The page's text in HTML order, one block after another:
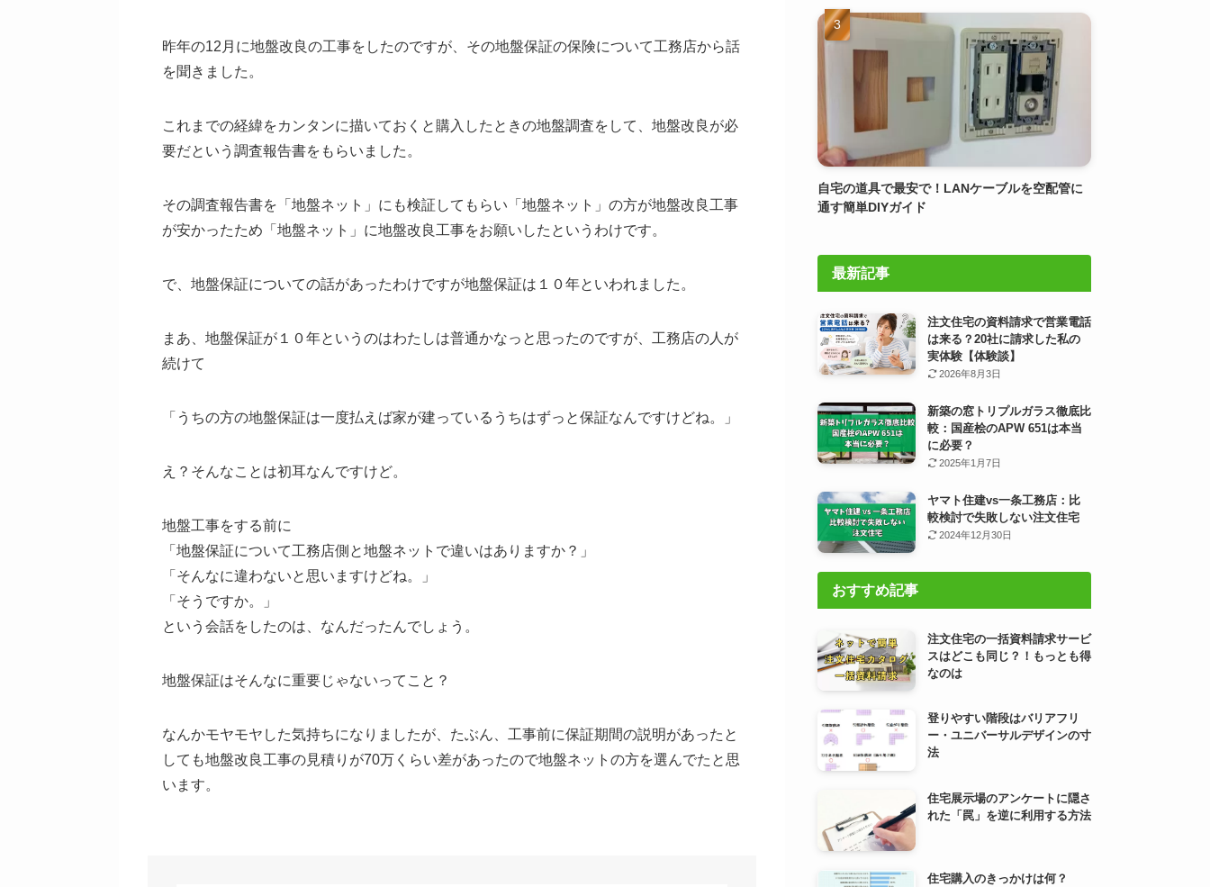
昨年の12月に地盤改良の工事をしたのですが、その地盤保証の保険について工務店から話
を聞きました。
これまでの経緯をカンタンに描いておくと購入したときの地盤調査をして、地盤改良が必
要だという調査報告書をもらいました。
その調査報告書を「地盤ネット」にも検証してもらい「地盤ネット」の方が地盤改良工事
が安かったため「地盤ネット」に地盤改良工事をお願いしたというわけです。
で、地盤保証についての話があったわけですが地盤保証は１０年といわれました。
まあ、地盤保証が１０年というのはわたしは普通かなっと思ったのですが、工務店の人が
続けて
「うちの方の地盤保証は一度払えば家が建っているうちはずっと保証なんですけどね。」
え？そんなことは初耳なんですけど。
地盤工事をする前に
「地盤保証について工務店側と地盤ネットで違いはありますか？」
「そんなに違わないと思いますけどね。」
「そうですか。」
という会話をしたのは、なんだったんでしょう。
地盤保証はそんなに重要じゃないってこと？
なんかモヤモヤした気持ちになりましたが、たぶん、工事前に保証期間の説明があったと
しても地盤改良工事の見積りが70万くらい差があったので地盤ネットの方を選んでたと思
います。
自宅の道具で最安で！LANケーブルを空配管に
通す簡単DIYガイド
最新記事
注文住宅の資料請求で営業電話
は来る？20社に請求した私の
実体験【体験談】
2026年8月3日
新築の窓トリプルガラス徹底比
較：国産桧のAPW 651は本当
に必要？
2025年1月7日
ヤマト住建vs一条工務店：比
較検討で失敗しない注文住宅
2024年12月30日
おすすめ記事
注文住宅の一括資料請求サービ
スはどこも同じ？！もっとも得
なのは
登りやすい階段はバリアフリ
ー・ユニバーサルデザインの寸
法
住宅展示場のアンケートに隠さ
れた「罠」を逆に利用する方法
住宅購入のきっかけは何？